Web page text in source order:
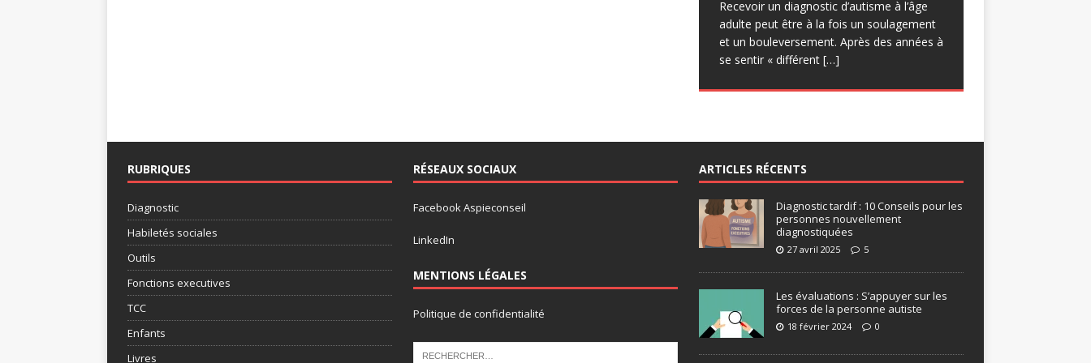
Recevoir un diagnostic d’autisme à l’âge
adulte peut être à la fois un soulagement
et un bouleversement. Après des années à
se sentir « différent […]
programmatique, d’engager des
apprentissages sur les forces et de
proposer des progressions Certes, le
quelques réserves quant à[…]
RUBRIQUES
Diagnostic
Habiletés sociales
Outils
Fonctions executives
TCC
Enfants
Livres
RÉSEAUX SOCIAUX
Facebook Aspieconseil
LinkedIn
MENTIONS LÉGALES
Politique de confidentialité
ARTICLES RÉCENTS
Diagnostic tardif : 10 Conseils pour les
personnes nouvellement
diagnostiquées
27 avril 2025 5
Les évaluations : S’appuyer sur les
forces de la personne autiste
18 février 2024 0